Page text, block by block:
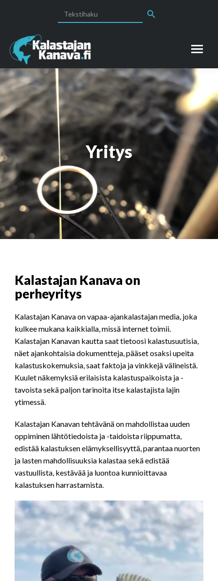
for:
Yritys
Kalastajan Kanava on
perheyritys
Kalastajan Kanava on vapaa-ajankalastajan media, joka
kulkee mukana kaikkialla, missä internet toimii.
Kalastajan Kanavan kautta saat tietoosi kalastusuutisia,
näet ajankohtaisia dokumentteja, pääset osaksi upeita
kalastuskokemuksia, saat faktoja ja vinkkejä välineistä.
Kuulet näkemyksiä erilaisista kalastuspaikoista ja -
tavoista sekä paljon tarinoita itse kalastajista lajin
ytimessä.
Kalastajan Kanavan tehtävänä on mahdollistaa uuden
oppiminen lähtötiedoista ja -taidoista riippumatta,
edistää kalastuksen elämyksellisyyttä, parantaa nuorten
ja lasten mahdollisuuksia kalastaa sekä edistää
vastuullista, kestävää ja luontoa kunnioittavaa
kalastuksen harrastamista.